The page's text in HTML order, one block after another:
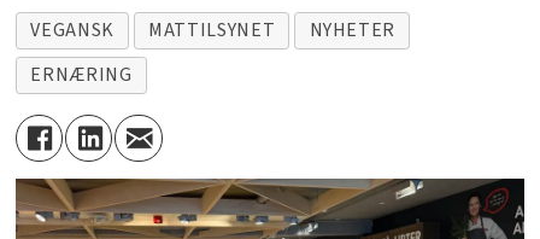
VEGANSK MATTILSYNET
NYHETER
ERNÆRING